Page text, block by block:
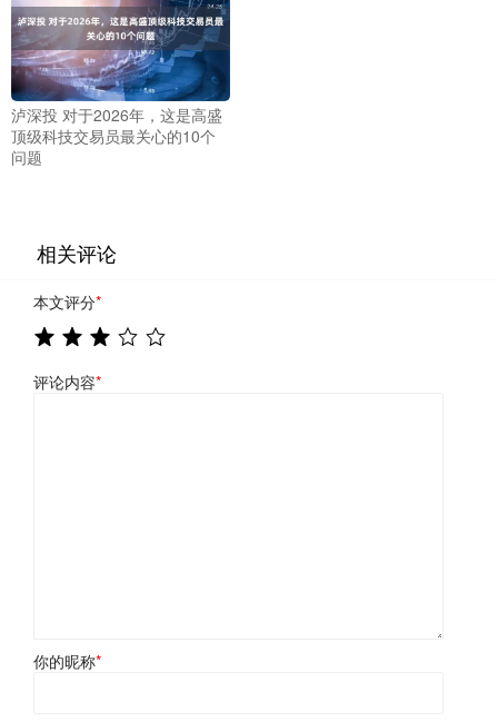
泸深投 对于2026年，这是高盛
顶级科技交易员最关心的10个
问题
相关评论
本文评分*
评论内容*
你的昵称*